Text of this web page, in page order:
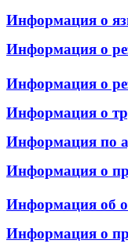
Информация о
Информация о
Информация о
Информация о
Информация по
Информация о
Информация об
Информация о